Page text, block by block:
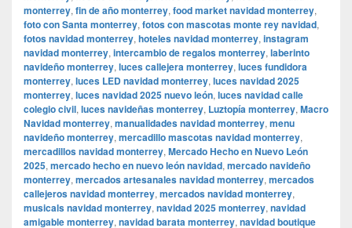
monterrey, fin de año monterrey, food market navidad monterrey,
foto con Santa monterrey, fotos con mascotas monte rey navidad,
fotos navidad monterrey, hoteles navidad monterrey, instagram
navidad monterrey, intercambio de regalos monterrey, laberinto
navideño monterrey, luces callejera monterrey, luces fundidora
monterrey, luces LED navidad monterrey, luces navidad 2025
monterrey, luces navidad 2025 nuevo león, luces navidad calle
colegio civil, luces navideñas monterrey, Luztopía monterrey, Macro
Navidad monterrey, manualidades navidad monterrey, menu
navideño monterrey, mercadillo mascotas navidad monterrey,
mercadillos navidad monterrey, Mercado Hecho en Nuevo León
2025, mercado hecho en nuevo león navidad, mercado navideño
monterrey, mercados artesanales navidad monterrey, mercados
callejeros navidad monterrey, mercados navidad monterrey,
musicals navidad monterrey, navidad 2025 monterrey, navidad
amigable monterrey, navidad barata monterrey, navidad boutique